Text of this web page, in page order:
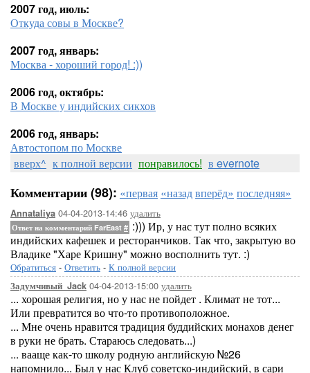
2007 год, июль:
Откуда совы в Москве?
2007 год, январь:
Москва - хороший город! :))
2006 год, октябрь:
В Москве у индийских сикхов
2006 год, январь:
Автостопом по Москве
вверх^ к полной версии понравилось! в evernote
Комментарии (98): «первая «назадвперёд» последняя»
Annataliya 04-04-2013-14:46 удалить
Ответ на комментарий FarEast # :))) Ир, у нас тут полно всяких
индийских кафешек и ресторанчиков. Так что, закрытую во
Владике "Харе Кришну" можно восполнить тут. :)
Обратиться - Ответить - К полной версии
Задумчивый_Jack 04-04-2013-15:00 удалить
... хорошая религия, но у нас не пойдет . Климат не тот...
Или превратится во что-то противоположное.
... Мне очень нравится традиция буддийских монахов денег
в руки не брать. Стараюсь следовать...)
... вааще как-то школу родную английскую №26
напомнило... Был у нас Клуб советско-индийский, в сари